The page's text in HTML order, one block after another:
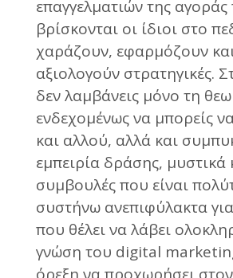
επαγγελματιών της
βρίσκονται οι ίδιοι στο
χαράζουν, εφαρμόζουν
αξιολογούν στρατηγικές.
δεν λαμβάνεις μόνο τη
ενδεχομένως να μπορείς
και αλλού, αλλά και
εμπειρία δράσης, μυστικά
συμβουλές που είναι
συστήνω ανεπιφύλακτα
που θέλει να λάβει
γνώση του digital
όρεξη να προχωρήσει